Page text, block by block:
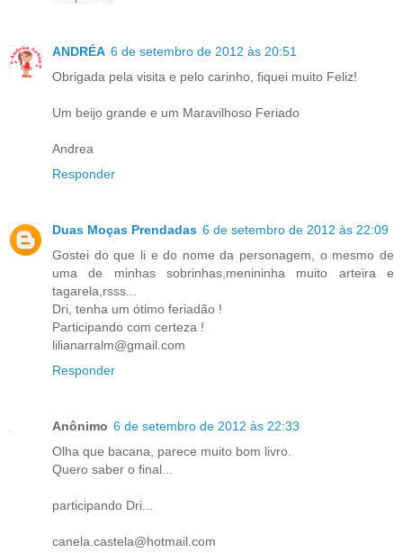
ANDRÉA 6 de setembro de 2012 às 20:51
Obrigada pela visita e pelo carinho, fiquei muito Feliz!
Um beijo grande e um Maravilhoso Feriado
Andrea
Responder
Duas Moças Prendadas 6 de setembro de 2012 às 22:09
Gostei do que li e do nome da personagem, o mesmo de
uma de minhas sobrinhas,menininha muito arteira e
tagarela,rsss...
Dri, tenha um ótimo feriadão !
Participando com certeza !
lilianarralm@gmail.com
Responder
Anônimo 6 de setembro de 2012 às 22:33
Olha que bacana, parece muito bom livro.
Quero saber o final...
participando Dri...
canela.castela@hotmail.com